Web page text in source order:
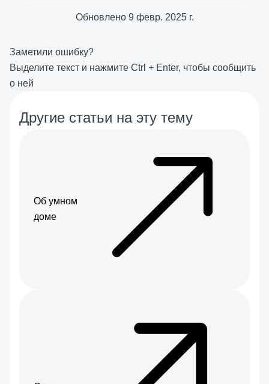
Обновлено 9 февр. 2025 г.
Заметили ошибку?
Выделите текст и нажмите Ctrl + Enter, чтобы сообщить
о ней
Другие статьи на эту тему
Об умном
доме